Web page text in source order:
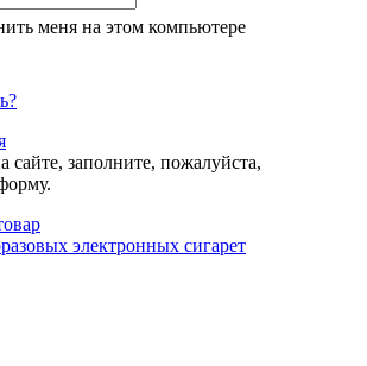
меня на этом компьютере
заполните, пожалуйста,
электронных сигарет